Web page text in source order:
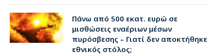
Πάνω από 500 εκατ. ευρώ σε
μισθώσεις εναέριων μέσων
πυρόσβεσης – Γιατί δεν αποκτήθηκε
εθνικός στόλος;